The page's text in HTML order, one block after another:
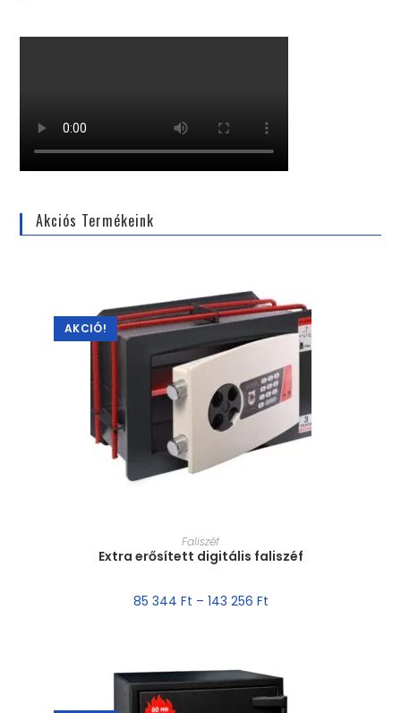
Akciós Termékeink
AKCIÓ!
MÉRET VÁLASZTÁSA
Faliszéf
Extra erősített digitális faliszéf
85 344 Ft – 143 256 Ft